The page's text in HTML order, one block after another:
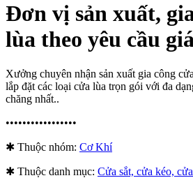
Đơn vị sản xuất,
lùa theo yêu cầu
Xưởng chuyên nhận sản xuất gia công
lắp đặt các loại cửa lùa trọn gói với đa
chăng nhất..
•••••••••••••••••
✱ Thuộc nhóm: Cơ Khí
✱ Thuộc danh mục: Cửa sắt, cửa kéo,